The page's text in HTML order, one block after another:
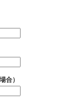
合）